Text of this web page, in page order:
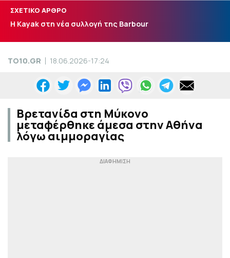
ΣΧΕΤΙΚΟ ΑΡΘΡΟ
Η Kayak στη νέα συλλογή της Barbour
TO10.GR 18.06.2026-17:24
Βρετανίδα στη Μύκονο
μεταφέρθηκε άμεσα στην Αθήνα
λόγω αιμμοραγίας